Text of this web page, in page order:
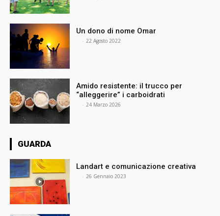
Un dono di nome Omar
- 22 Agosto 2022
Amido resistente: il trucco per
“alleggerire” i carboidrati
- 24 Marzo 2026
GUARDA
Landart e comunicazione creativa
- 26 Gennaio 2023